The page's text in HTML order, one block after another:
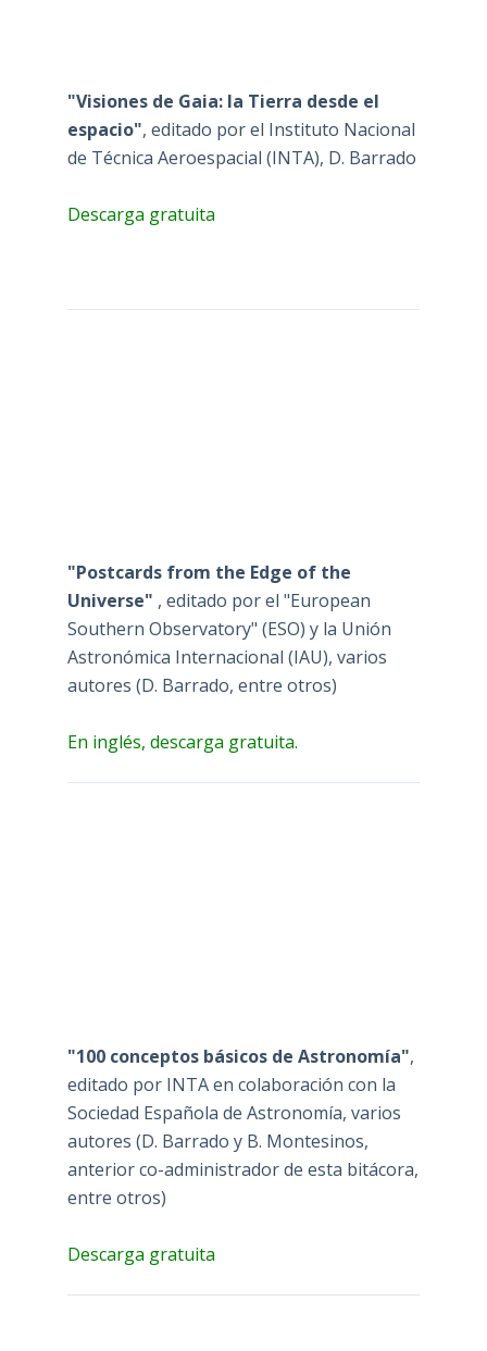
"Visiones de Gaia: la Tierra desde el
espacio", editado por el Instituto Nacional
de Técnica Aeroespacial (INTA), D. Barrado
Descarga gratuita
"Postcards from the Edge of the
Universe" , editado por el "European
Southern Observatory" (ESO) y la Unión
Astronómica Internacional (IAU), varios
autores (D. Barrado, entre otros)
En inglés, descarga gratuita.
"100 conceptos básicos de Astronomía",
editado por INTA en colaboración con la
Sociedad Española de Astronomía, varios
autores (D. Barrado y B. Montesinos,
anterior co-administrador de esta bitácora,
entre otros)
Descarga gratuita